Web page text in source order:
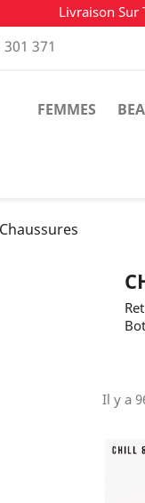
Livraison Sur
371
FEMMES
Chaussures
Il y a